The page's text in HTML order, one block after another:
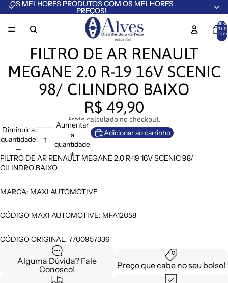
OS MELHORES PRODUTOS COM OS MELHORES
PREÇOS!
OS MELHORES PRODUTOS COM OS MELHORES
PREÇOS!
Total
itens
FILTRO DE AR RENAULT
MEGANE 2.0 R-19 16V SCENIC
98/ CILINDRO BAIXO
R$ 49,90
Frete calculado no checkout.
Diminuir a
quantidade
Aumentar
a
quantidade
Adicionar ao carrinho
FILTRO DE AR RENAULT MEGANE 2.0 R-19 16V SCENIC 98/
CILINDRO BAIXO
MARCA: MAXI AUTOMOTIVE
CÓDIGO MAXI AUTOMOTIVE: MFA12058
CÓDIGO ORIGINAL: 7700957336
Alguma Dúvida? Fale
Conosco!
Preço que cabe no seu bolso!